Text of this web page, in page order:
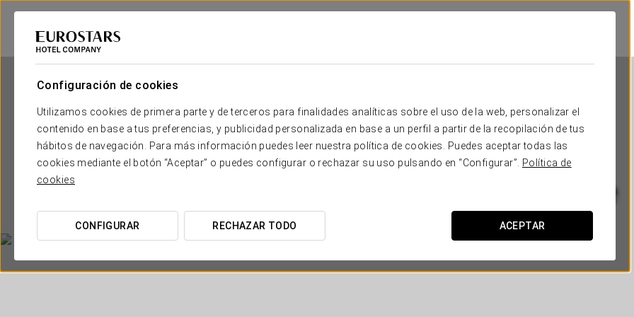
Configuración de cookies
Utilizamos cookies de primera parte y de terceros para finalidades analíticas sobre el uso de la web, personalizar el
contenido en base a tus preferencias, y publicidad personalizada en base a un perfil a partir de la recopilación de tus
hábitos de navegación. Para más información puedes leer nuestra política de cookies. Puedes aceptar todas las
cookies mediante el botón “Aceptar” o puedes configurar o rechazar su uso pulsando en “Configurar”.
Política de
cookies
CONFIGURAR RECHAZAR TODO ACEPTAR
Crisol Belle Epoque
CANNES